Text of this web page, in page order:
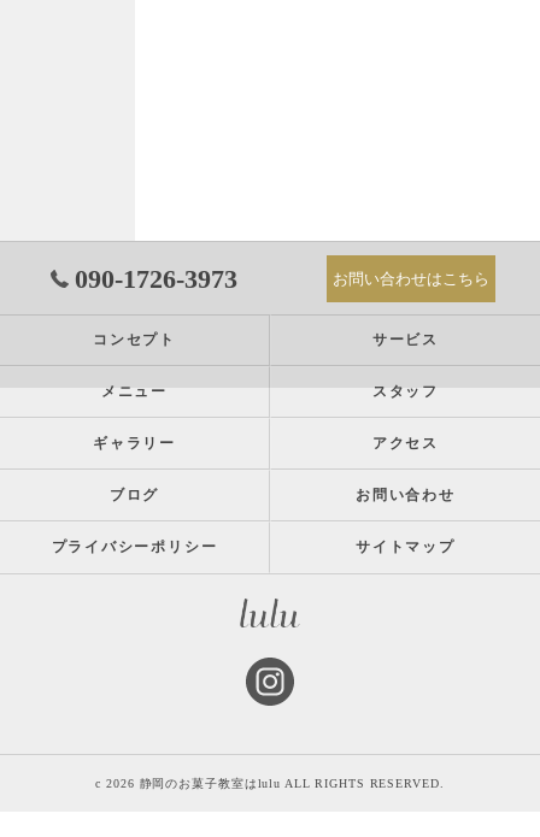
090-1726-3973 お問い合わせはこちら
コンセプト サービス
メニュー スタッフ
ギャラリー アクセス
ブログ お問い合わせ
プライバシーポリシー サイトマップ
c 2026 静岡のお菓子教室はlulu ALL RIGHTS RESERVED.